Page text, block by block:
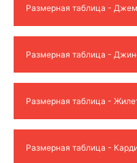
Размерная таблица -
Размерная таблица -
Размерная таблица -
Размерная таблица -